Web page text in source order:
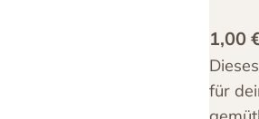
1,00
für